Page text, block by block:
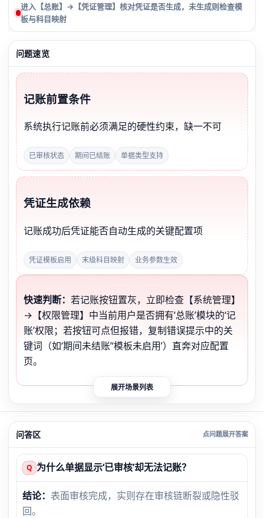
进入【总账】→【凭证管理】核对凭证是否生成，未生成则检查模
板与科目映射
问题速览
记账前置条件
系统执行记账前必须满足的硬性约束，缺一不可
已审核状态 期间已结账 单据类型支持
凭证生成依赖
记账成功后凭证能否自动生成的关键配置项
凭证模板启用 末级科目映射 业务参数生效
快速判断： 若记账按钮置灰，立即检查【系统管理】
→【权限管理】中当前用户是否拥有‘总账’模块的‘记
账’权限；若按钮可点但报错，复制错误提示中的关
键词（如‘期间未结账’‘模板未启用’）直奔对应配置
页。
展开场景列表
问答区
Q 为什么单据显示‘已审核’却无法记账？
结论： 表面审核完成，实则存在审核链断裂或隐性驳
回。